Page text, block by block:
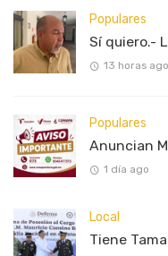
Populares
Sí quiero.-
13 horas ago
Populares
Anuncian
1 día ago
Local
Tiene